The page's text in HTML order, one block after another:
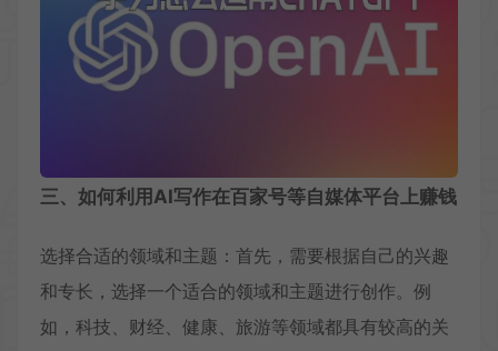
三、如何利用AI写作在百家号等自媒体平台上赚钱
选择合适的领域和主题：首先，需要根据自己的兴趣
和专长，选择一个适合的领域和主题进行创作。例
如，科技、财经、健康、旅游等领域都具有较高的关